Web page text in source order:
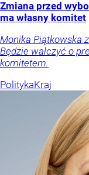
Zmiana przed
ma własny komitet
Monika Piątkowska
Będzie walczyć o
komitetem.
PolitykaKraj